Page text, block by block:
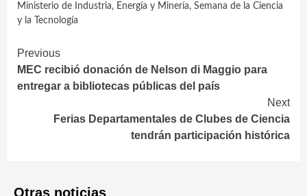
Ministerio de Industria‚ Energía y Minería, Semana de la Ciencia
y la Tecnología
Continue
Reading
Previous
MEC recibió donación de Nelson di Maggio para
entregar a bibliotecas públicas del país
Next
Ferias Departamentales de Clubes de Ciencia
tendrán participación histórica
Otras noticias